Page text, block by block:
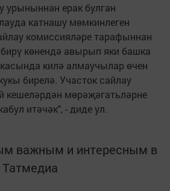
урыныннан ерак булган
катнашу мөмкинлеген
комиссияләре тарафыннан
көнендә авырып яки башка
килә алмаучылар өчен
бирелә. Участок сайлау
кешеләрдән мөрәҗәгатьләрне
итәчәк", - диде ул.
важным и интересным в
Татмедиа